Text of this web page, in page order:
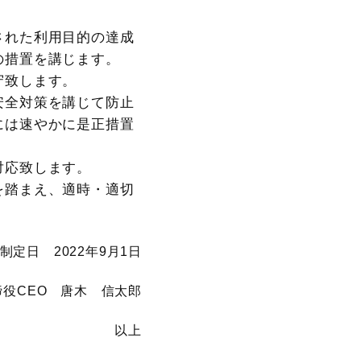
た利用目的の達成
置を講じます。
します。
対策を講じて防止
速やかに是正措置
致します。
まえ、適時・適切
制定日 2022年9月1日
CEO 唐木 信太郎
以上